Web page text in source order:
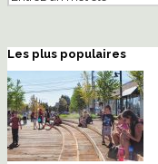
Les plus populaires